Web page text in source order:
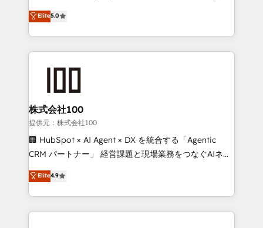
Certified Experts & Trainers across the team ★
1,500+ implementations across five continents ★ AI-
First, RevOps-led, Onboarding obsessed ★
Company of the Year 2024/25 INSIDEA helps
and build AI-powered workflows that drive adoption
from week one, in your time zone. What we do ➤
Onboarding: Live in weeks, with workflows built
around your business, not a template. ➤ Migration:
Move from any legacy CRM. Zero downtime, full data
run your revenue process. Sales, marketing, and
service wired together. ➤ AI and Integrations: Layer
Elite5.0
株式会社100
提供元：株式会社100
🏢 HubSpot × AI Agent × DX を統合する「Agentic
CRM パートナー」 経営課題と現場業務をつなぐAIネイ
ティブ・エージェンシーとして、HubSpot Eliteの実装
力で顧客フロント業務を再設計します。 💡 100inc は何
をする会社か？ HubSpotを共通基盤に、AIエージェン
トを組み込んだ顧客フロント業務（マーケティング・営
Elite4.9